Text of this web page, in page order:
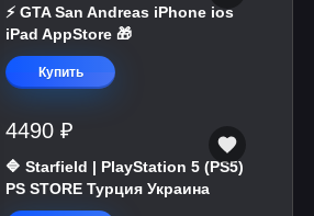
⚡️ GTA San Andreas iPhone ios
iPad AppStore 🎁
Купить
4490 ₽
🔷 Starfield | PlayStation 5 (PS5)
PS STORE Турция Украина